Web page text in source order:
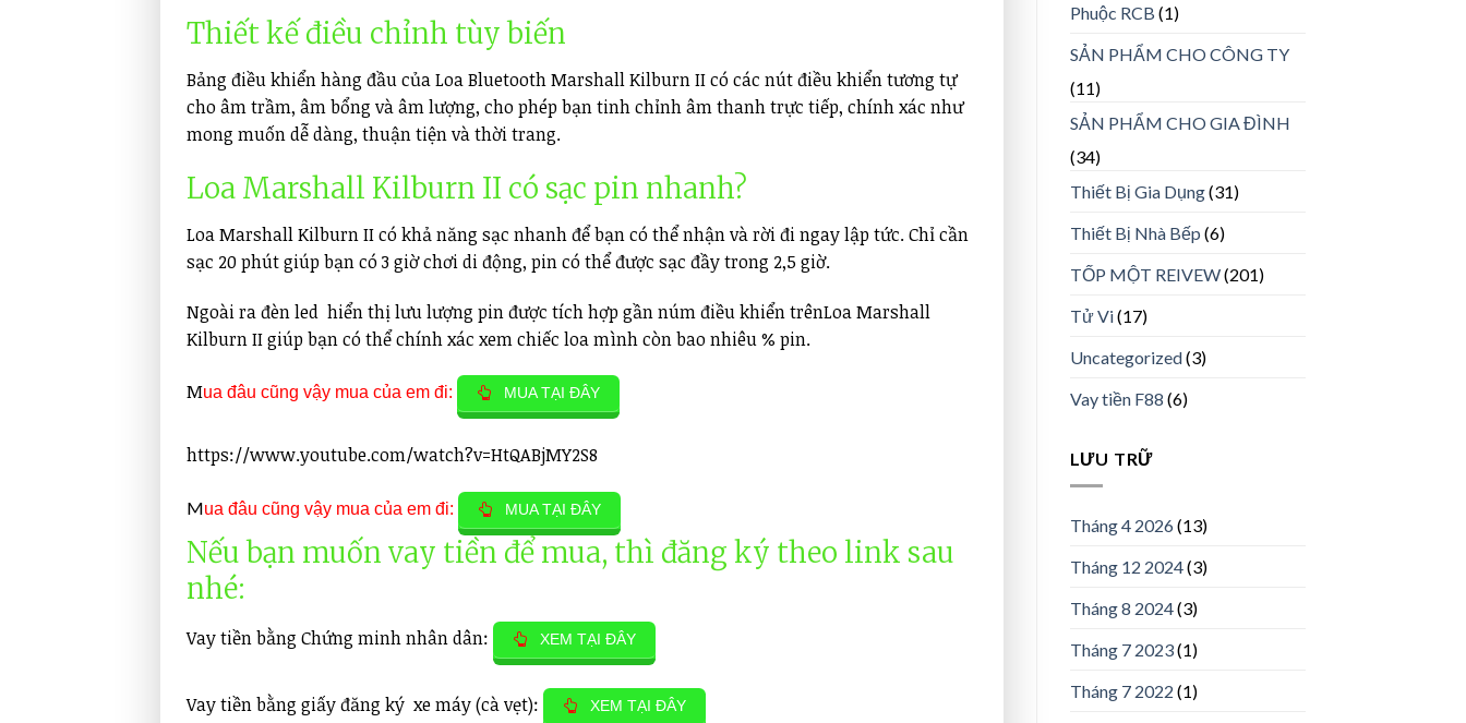
Thiết kế điều chỉnh tùy biến
Bảng điều khiển hàng đầu của Loa Bluetooth Marshall Kilburn II có các nút điều khiển tương tự
cho âm trầm, âm bổng và âm lượng, cho phép bạn tinh chỉnh âm thanh trực tiếp, chính xác như
mong muốn dễ dàng, thuận tiện và thời trang.
Loa Marshall Kilburn II có sạc pin nhanh?
Loa Marshall Kilburn II có khả năng sạc nhanh để bạn có thể nhận và rời đi ngay lập tức. Chỉ cần
sạc 20 phút giúp bạn có 3 giờ chơi di động, pin có thể được sạc đầy trong 2,5 giờ.
Ngoài ra đèn led hiển thị lưu lượng pin được tích hợp gần núm điều khiển trênLoa Marshall
Kilburn II giúp bạn có thể chính xác xem chiếc loa mình còn bao nhiêu % pin.
Mua đâu cũng vậy mua của em đi: MUA TẠI ĐÂY
https://www.youtube.com/watch?v=HtQABjMY2S8
Mua đâu cũng vậy mua của em đi: MUA TẠI ĐÂY
Nếu bạn muốn vay tiền để mua, thì đăng ký theo link sau
nhé:
Vay tiền bằng Chứng minh nhân dân: XEM TẠI ĐÂY
Vay tiền bằng giấy đăng ký xe máy (cà vẹt): XEM TẠI ĐÂY
Phuộc RCB (1)
SẢN PHẨM CHO CÔNG TY
(11)
SẢN PHẨM CHO GIA ĐÌNH
(34)
Thiết Bị Gia Dụng(31)
Thiết Bị Nhà Bếp (6)
TỐP MỘT REIVEW(201)
Tử Vi(17)
Uncategorized(3)
Vay tiền F88 (6)
LƯU TRỮ
Tháng 4 2026(13)
Tháng 12 2024(3)
Tháng 8 2024(3)
Tháng 7 2023(1)
Tháng 7 2022 (1)